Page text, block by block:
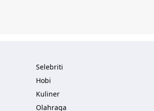
Selebriti
Hobi
Kuliner
Olahraga